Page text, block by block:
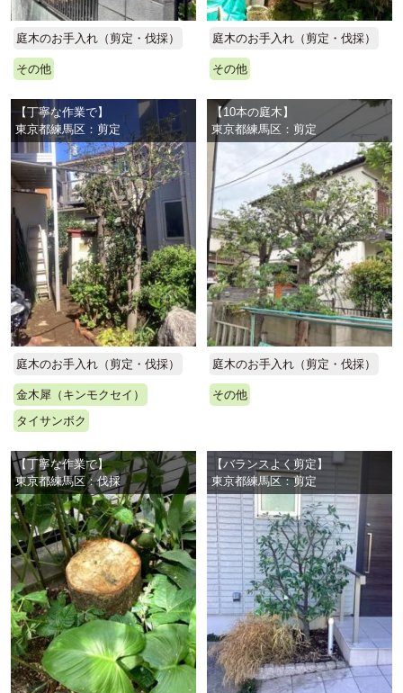
庭木のお手入れ（剪定・伐採）
その他
庭木のお手入れ（剪定・伐採）
その他
【丁寧な作業で】
東京都練馬区：剪定
庭木のお手入れ（剪定・伐採）
金木犀（キンモクセイ）
タイサンボク
【10本の庭木】
東京都練馬区：剪定
庭木のお手入れ（剪定・伐採）
その他
【丁寧な作業で】
東京都練馬区：伐採
【バランスよく剪定】
東京都練馬区：剪定